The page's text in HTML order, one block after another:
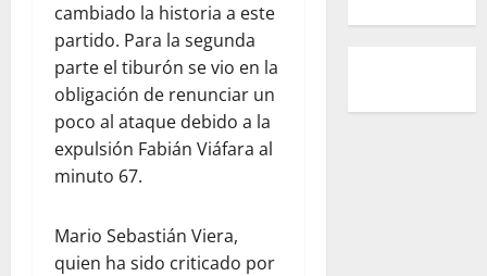
cambiado la historia a este
partido. Para la segunda
parte el tiburón se vio en la
obligación de renunciar un
poco al ataque debido a la
expulsión Fabián Viáfara al
minuto 67.
Mario Sebastián Viera,
quien ha sido criticado por